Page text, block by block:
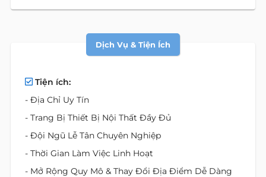
Dịch Vụ & Tiện Ích
Tiện ích:
- Địa Chỉ Uy Tín
- Trang Bị Thiết Bị Nội Thất Đầy Đủ
- Đội Ngũ Lễ Tân Chuyên Nghiệp
- Thời Gian Làm Việc Linh Hoạt
- Mở Rộng Quy Mô & Thay Đổi Địa Điểm Dễ Dàng